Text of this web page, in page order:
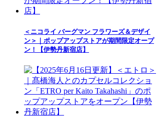
＜ニコライ バーグマン フラワーズ＆デザイ
ン＞｜ポップアップストアが期間限定オープ
ン！【伊勢丹新宿店】